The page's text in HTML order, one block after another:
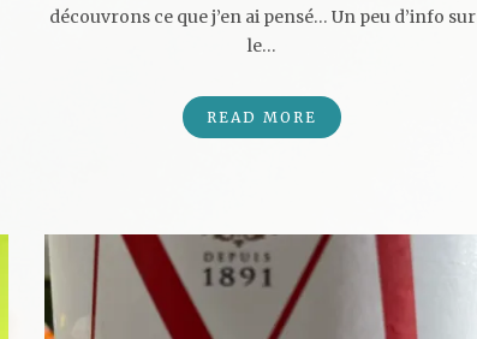
découvrons ce que j’en ai pensé… Un peu d’info sur
le…
READ MORE